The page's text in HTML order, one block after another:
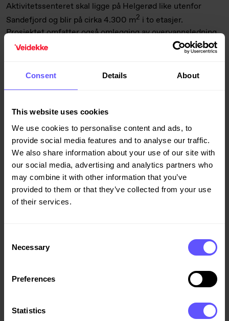
Consent Details About
This website uses cookies
We use cookies to personalise content and ads, to
provide social media features and to analyse our traffic.
We also share information about your use of our site with
our social media, advertising and analytics partners who
may combine it with other information that you’ve
provided to them or that they’ve collected from your use
of their services.
Selection
Necessary
Preferences
Statistics
Aktivitetssenteret skal ligge på Helgerød like utenfor
Sandefjord og blir på cirka 4.300 m2 i to etasjer.
Prosjektet omfatter også omlegging av overvannsledning
og bekkeåpning, kalkstabilisering av grunnen,
landskapsarbeider og etablering av ny gang- og sykkelvei.
benyttet elektrisitet eller hydrogen som energikilde på
karbonutslipp fra byggematerialene enn i et referanse­
bygg samt energiklasse A. Avfallsproduksjonen skal
reduseres til under 25 kg/BTA, mens kildesorterings­
graden skal være minst 95 %.
- Sandefjord kommune har høye miljøambisjoner for
avslutter Hjertås.
ferdigstillelse høsten 2025. Oppdraget går inn i Veidekkes